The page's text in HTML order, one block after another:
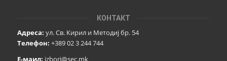
КОНТАКТ
Адреса: ул. Св. Кирил и Методиј бр. 54
Телефон: +389 02 3 244 744
Е-маил: izbori@sec.mk